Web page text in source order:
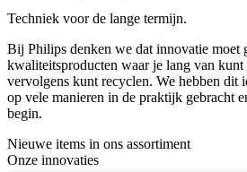
Techniek voor de lange termijn.
Bij Philips denken we dat innovatie moet
kwaliteitsproducten waar je lang van kunt
vervolgens kunt recyclen. We hebben dit
op vele manieren in de praktijk gebracht
begin.
Nieuwe items in ons assortiment
Onze innovaties